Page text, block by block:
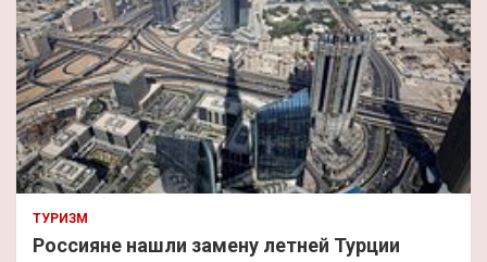
ТУРИЗМ
Россияне нашли замену летней Турции